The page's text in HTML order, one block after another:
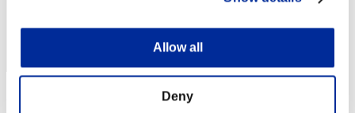
Allow all
Deny